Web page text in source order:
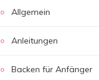
Allgemein
Anleitungen
Backen für Anfänger